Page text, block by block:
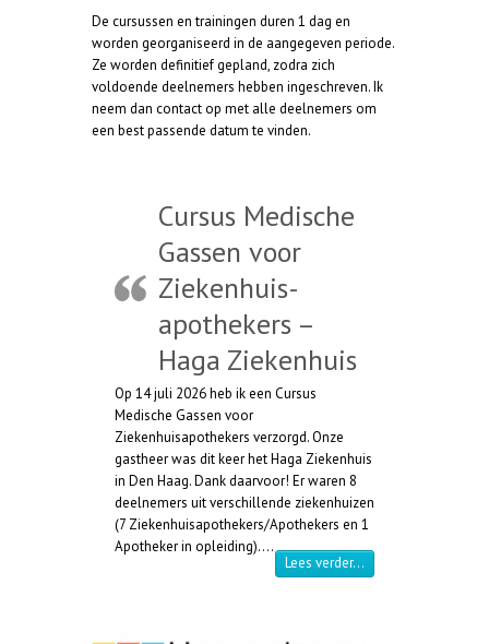
c
h
t
De cursussen en trainingen duren 1 dag en
worden georganiseerd in de aangegeven periode.
Ze worden definitief gepland, zodra zich
voldoende deelnemers hebben ingeschreven. Ik
neem dan contact op met alle deelnemers om
een best passende datum te vinden.
Cursus Medische
Gassen voor
Ziekenhuis-
apothekers –
Haga Ziekenhuis
Op 14 juli 2026 heb ik een Cursus
Medische Gassen voor
Ziekenhuisapothekers verzorgd. Onze
gastheer was dit keer het Haga Ziekenhuis
in Den Haag. Dank daarvoor! Er waren 8
deelnemers uit verschillende ziekenhuizen
(7 Ziekenhuisapothekers/Apothekers en 1
Apotheker in opleiding).…
Lees verder…